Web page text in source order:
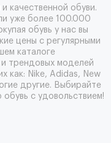
качественной обуви.
уже более 100.000
обувь у нас вы
цены с регулярными
каталоге
трендовых моделей
как: Nike, Adidas, New
другие. Выбирайте
с удовольствием!